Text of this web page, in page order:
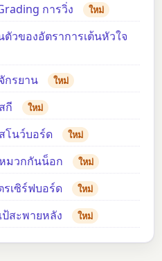
การวิ่ง ใหม่
วของอัตราการเต้นหัวใจ
กรยาน ใหม่
กี ใหม่
โนว์บอร์ด ใหม่
มวกกันน็อก ใหม่
เซิร์ฟบอร์ด ใหม่
สะพายหลัง ใหม่